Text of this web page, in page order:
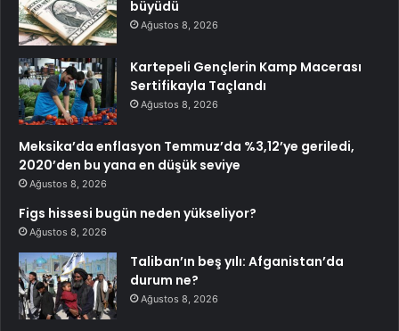
büyüdü
Ağustos 8, 2026
Kartepeli Gençlerin Kamp Macerası
Sertifikayla Taçlandı
Ağustos 8, 2026
Meksika’da enflasyon Temmuz’da %3,12’ye geriledi,
2020’den bu yana en düşük seviye
Ağustos 8, 2026
Figs hissesi bugün neden yükseliyor?
Ağustos 8, 2026
Taliban’ın beş yılı: Afganistan’da
durum ne?
Ağustos 8, 2026